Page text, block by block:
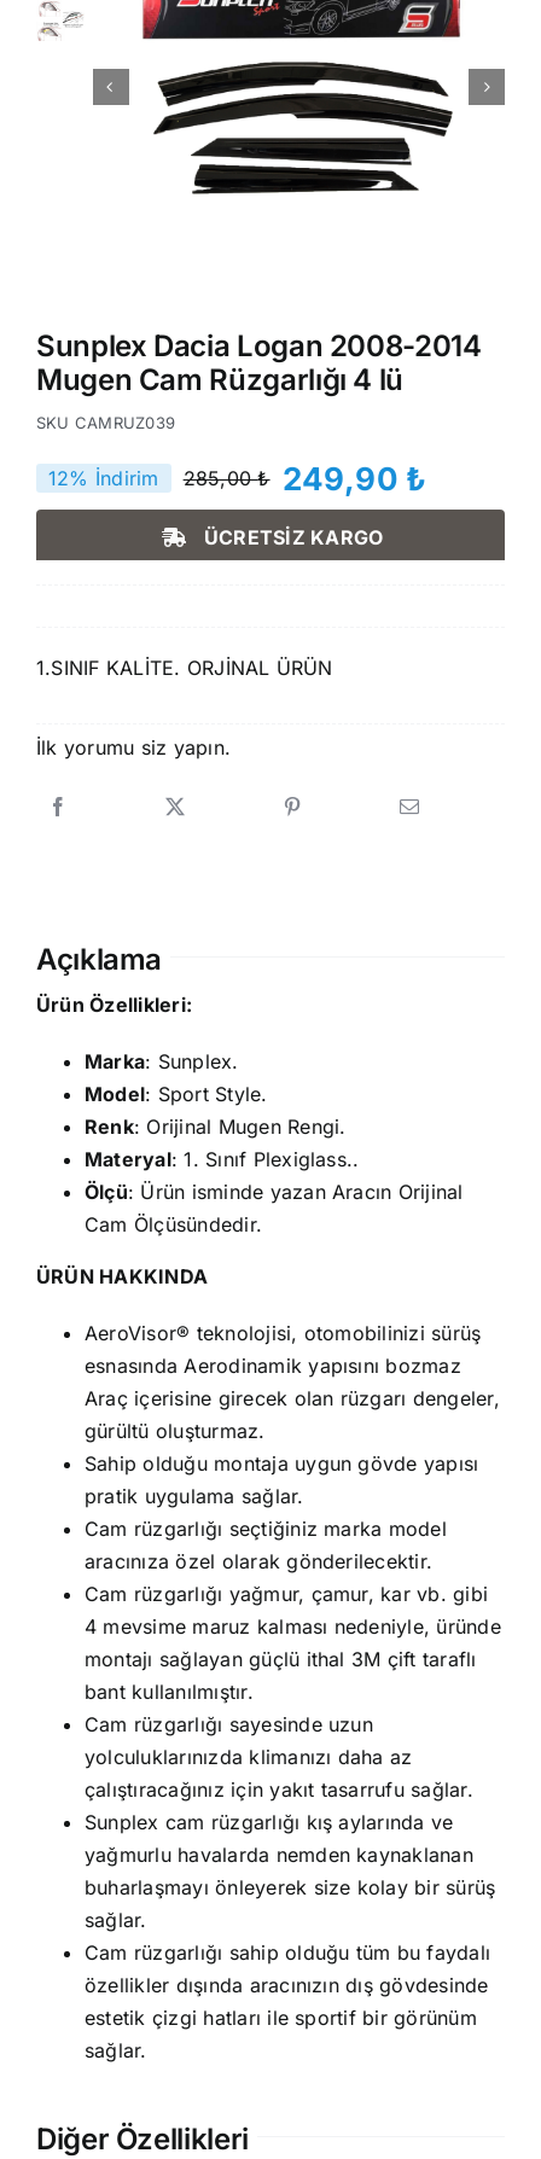
Sunplex Dacia Logan 2008-2014
Mugen Cam Rüzgarlığı 4 lü
SKU CAMRUZ039
285,00₺
Orijinal
fiyat:
285,00 ₺.
249,90 ₺
Şu
andaki
fiyat:
12% İndirim
ÜCRETSİZ KARGO
1.SINIF KALİTE. ORJİNAL ÜRÜN
İlk yorumu siz yapın.
Açıklama
Ürün Özellikleri:
Marka: Sunplex.
Model: Sport Style.
Renk: Orijinal Mugen Rengi.
Materyal: 1. Sınıf Plexiglass..
Ölçü: Ürün isminde yazan Aracın Orijinal
Cam Ölçüsündedir.
ÜRÜN HAKKINDA
AeroVisor® teknolojisi, otomobilinizi sürüş
esnasında Aerodinamik yapısını bozmaz
Araç içerisine girecek olan rüzgarı dengeler,
gürültü oluşturmaz.
Sahip olduğu montaja uygun gövde yapısı
pratik uygulama sağlar.
Cam rüzgarlığı seçtiğiniz marka model
aracınıza özel olarak gönderilecektir.
Cam rüzgarlığı yağmur, çamur, kar vb. gibi
4 mevsime maruz kalması nedeniyle, üründe
montajı sağlayan güçlü ithal 3M çift taraflı
bant kullanılmıştır.
Cam rüzgarlığı sayesinde uzun
yolculuklarınızda klimanızı daha az
çalıştıracağınız için yakıt tasarrufu sağlar.
Sunplex cam rüzgarlığı kış aylarında ve
yağmurlu havalarda nemden kaynaklanan
buharlaşmayı önleyerek size kolay bir sürüş
sağlar.
Cam rüzgarlığı sahip olduğu tüm bu faydalı
özellikler dışında aracınızın dış gövdesinde
estetik çizgi hatları ile sportif bir görünüm
sağlar.
Diğer Özellikleri